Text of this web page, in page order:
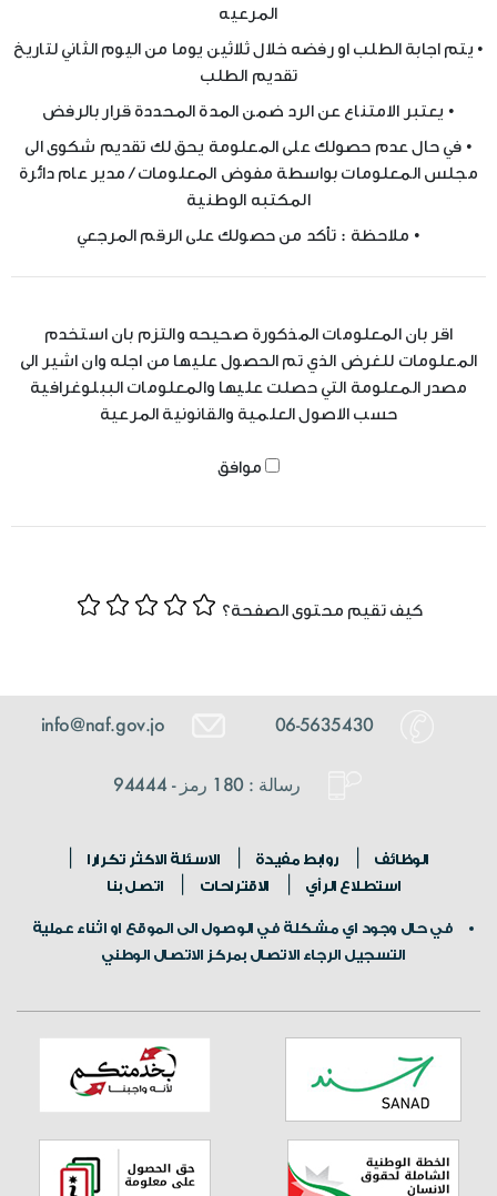
المرعيه
• يتم اجابة الطلب او رفضه خلال ثلاثين يوما من اليوم الثاني لتاريخ
تقديم الطلب
• يعتبر الامتناع عن الرد ضمن المدة المحددة قرار بالرفض
• في حال عدم حصولك على المعلومة يحق لك تقديم شكوى الى
مجلس المعلومات بواسطة مفوض المعلومات / مدير عام دائرة
المكتبه الوطنية
• ملاحظة : تأكد من حصولك على الرقم المرجعي
اقر بان المعلومات المذكورة صحيحه والتزم بان استخدم
المعلومات للغرض الذي تم الحصول عليها من اجله وان اشير الى
مصدر المعلومة التي حصلت عليها والمعلومات الببلوغرافية
حسب الاصول العلمية والقانونية المرعية
موافق
كيف تقيم محتوى الصفحة؟
رسالة : 180 رمز - 94444
الوظائف روابط مفيدة
الاسئلة الاكثر تكرارا
استطلاع الرأي
الاقتراحات اتصل بنا
في حال وجود اي مشكلة في الوصول الى الموقع او اثناء عملية
التسجيل الرجاء الاتصال بمركز الاتصال الوطني